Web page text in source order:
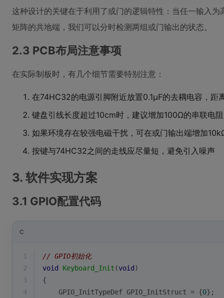
这种设计的关键在于利用了或门的逻辑特性：当任一输入
矩阵的共地端，我们可以分时检测两组或门输出的状态。
2.3 PCB布局注意事项
在实际制板时，有几个细节需要特别注意：
在74HC32的电源引脚附近放置0.1μF的去耦电容，距
键盘引线长度超过10cm时，建议增加100Ω的串联电
如果环境存在较强电磁干扰，可在或门输出端增加
按键与74HC32之间的走线应尽量短，避免引入噪声
3. 软件实现方案
3.1 GPIO配置代码
C
1
// GPIO初始化
2
void Keyboard_Init (void )
3
{
4
    GPIO_InitTypeDef GPIO_InitStruct = {
0};